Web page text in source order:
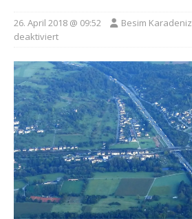
26. April 2018 @ 09:52 Besim Karadeniz
deaktiviert